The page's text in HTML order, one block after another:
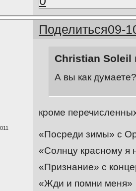
Поделиться09-
Christian Soleil
А вы как думаете?
кроме
«Посреди зимы» с
«Солнцу красному я
«Признание» с
«Жди и помни меня»